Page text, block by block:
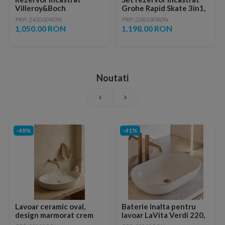
Villeroy&Boch
ViConnect
52,5x13,5xH112 cm
PRP: 2,410.00 RON
1,050.00 RON
Grohe Rapid Skate 3in1,
50x13.5xH113 cm
PRP: 2,083.00 RON
1,198.00 RON
Noutati
-48%
Lavoar ceramic oval,
design marmorat crem
-41%
Baterie inalta pentru
lavoar LaVita Verdi 220,